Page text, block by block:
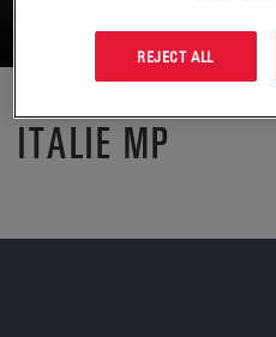
ITALIE MP
REJECT ALL